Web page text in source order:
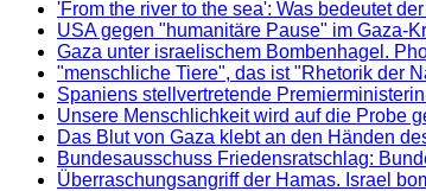
'From the river to the sea': Was bedeutet
USA gegen "humanitäre Pause" im Gaza-
Gaza unter israelischem Bombenhagel.
"menschliche Tiere", das ist "Rhetorik der
Spaniens stellvertretende
Unsere Menschlichkeit wird auf die Probe
Das Blut von Gaza klebt an den Händen
Bundesausschuss Friedensratschlag:
Überraschungsangriff der Hamas. Israel